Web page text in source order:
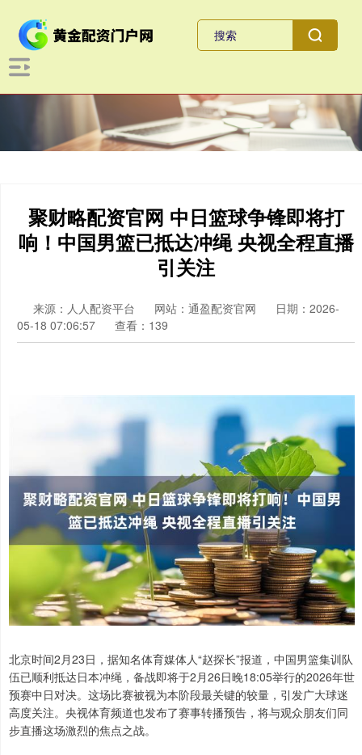
聚财略配资官网 中日篮球争锋即将打
响！中国男篮已抵达冲绳 央视全程直播
引关注
来源：人人配资平台 网站：通盈配资官网
日期：2026-
05-18 07:06:57
查看：139
北京时间2月23日，据知名体育媒体人“赵探长”报道，中国男篮集训队
伍已顺利抵达日本冲绳，备战即将于2月26日晚18:05举行的2026年世
预赛中日对决。这场比赛被视为本阶段最关键的较量，引发广大球迷
高度关注。央视体育频道也发布了赛事转播预告，将与观众朋友们同
步直播这场激烈的焦点之战。